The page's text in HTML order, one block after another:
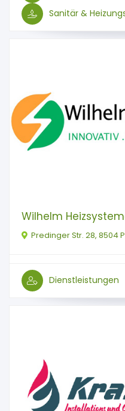
Sanitär &
Wilhelm
Predinger Str. 28, 8504
Dienstleistungen